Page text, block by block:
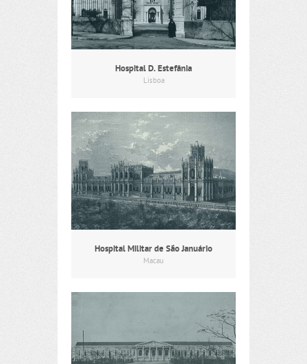
Hospital D. Estefânia
Lisboa
Hospital Militar de São Januário
Macau